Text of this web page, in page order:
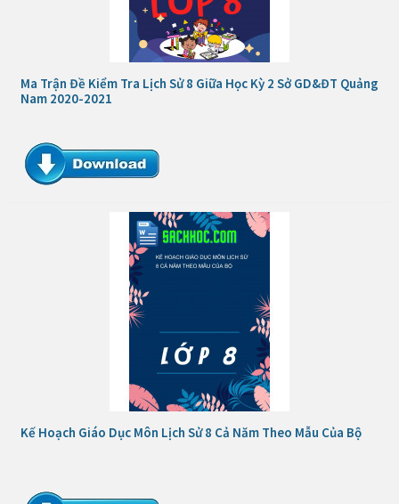
Ma Trận Đề Kiểm Tra Lịch Sử 8 Giữa Học Kỳ 2 Sở GD&ĐT Quảng
Nam 2020-2021
Kế Hoạch Giáo Dục Môn Lịch Sử 8 Cả Năm Theo Mẫu Của Bộ